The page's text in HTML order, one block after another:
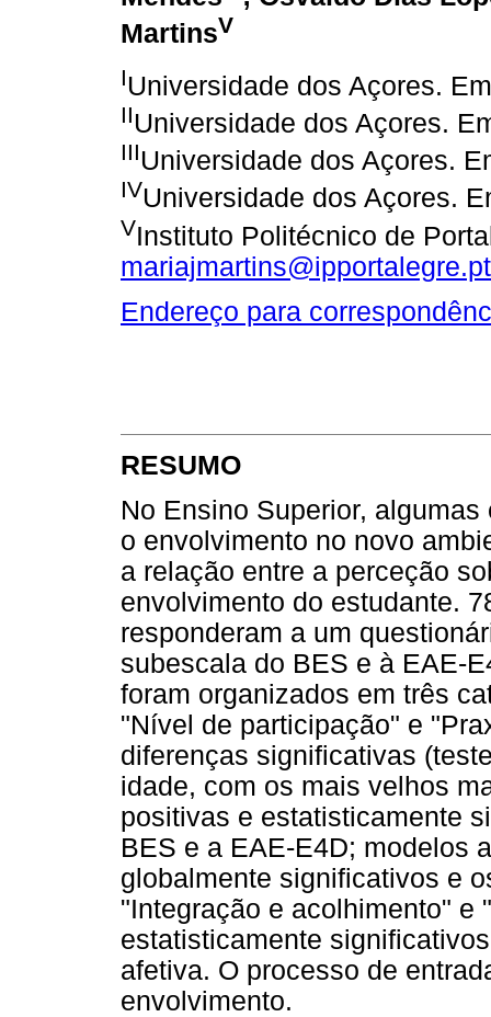
MartinsV
IUniversidade dos Açores.
IIUniversidade dos Açores.
IIIUniversidade dos Açores.
IVUniversidade dos Açores.
VInstituto Politécnico de
mariajmartins@ipportalegre.pt
Endereço para
RESUMO
No Ensino Superior,
o envolvimento no novo
a relação entre a perceção
envolvimento do estudante.
responderam a um
subescala do BES e à EAE-
foram organizados em três
"Nível de participação" e
diferenças significativas
idade, com os mais velhos
positivas e estatisticamente
BES e a EAE-E4D; modelos
globalmente significativos e
"Integração e acolhimento" e
estatisticamente
afetiva. O processo de
envolvimento.